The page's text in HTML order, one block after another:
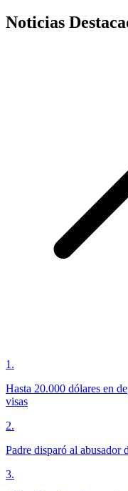
Noticias
1 .
Hasta 20.000 dólares en
visas
2.
Padre disparó al
3.